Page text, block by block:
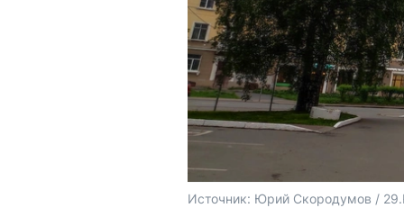
Источник: Юрий Скородумов /